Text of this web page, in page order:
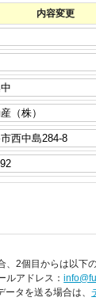
内容変更
2個目からは以下
ルアドレス：
ータを送る場合は、